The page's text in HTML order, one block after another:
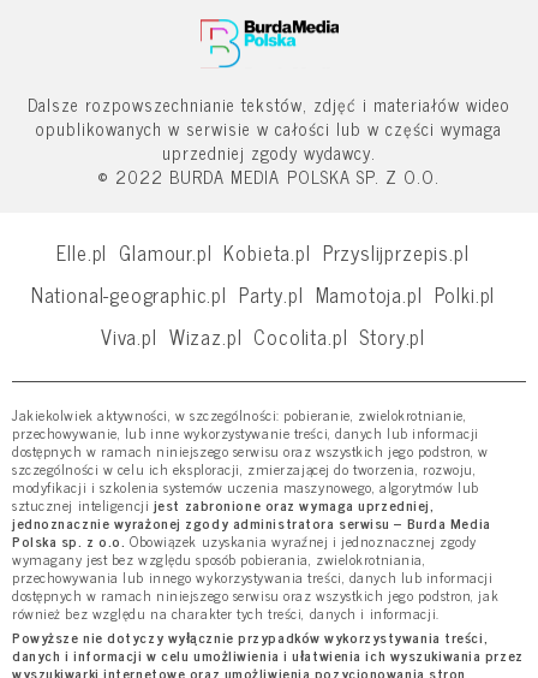
Dalsze rozpowszechnianie tekstów, zdjęć i materiałów wideo
opublikowanych w serwisie w całości lub w części wymaga
uprzedniej zgody wydawcy.
© 2022 BURDA MEDIA POLSKA SP. Z O.O.
Elle.pl Glamour.pl Kobieta.pl Przyslijprzepis.pl
National-geographic.pl Party.pl Mamotoja.pl Polki.pl
Viva.pl Wizaz.pl Cocolita.pl Story.pl
Jakiekolwiek aktywności, w szczególności: pobieranie, zwielokrotnianie,
przechowywanie, lub inne wykorzystywanie treści, danych lub informacji
dostępnych w ramach niniejszego serwisu oraz wszystkich jego podstron, w
szczególności w celu ich eksploracji, zmierzającej do tworzenia, rozwoju,
modyfikacji i szkolenia systemów uczenia maszynowego, algorytmów lub
sztucznej inteligencji jest zabronione oraz wymaga uprzedniej,
jednoznacznie wyrażonej zgody administratora serwisu – Burda Media
Polska sp. z o.o. Obowiązek uzyskania wyraźnej i jednoznacznej zgody
wymagany jest bez względu sposób pobierania, zwielokrotniania,
przechowywania lub innego wykorzystywania treści, danych lub informacji
dostępnych w ramach niniejszego serwisu oraz wszystkich jego podstron, jak
również bez względu na charakter tych treści, danych i informacji.
Powyższe nie dotyczy wyłącznie przypadków wykorzystywania treści,
danych i informacji w celu umożliwienia i ułatwienia ich wyszukiwania przez
wyszukiwarki internetowe oraz umożliwienia pozycjonowania stron